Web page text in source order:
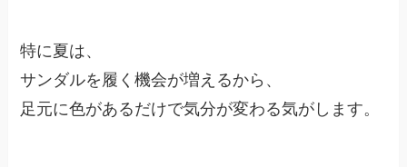
特に夏は、
サンダルを履く機会が増えるから、
足元に色があるだけで気分が変わる気がします。